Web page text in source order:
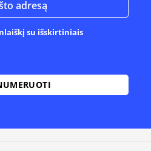
su išskirtiniais